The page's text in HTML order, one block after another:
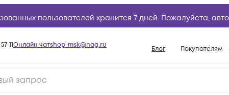
пользователей хранится 7 дней. Пожалуйста,
11Онлайн чатshop-msk@nag.ru Блог Покупателям